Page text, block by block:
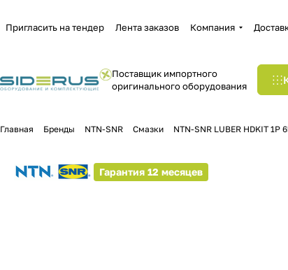
Пригласить на тендер Лента заказов Компания
Поставщик импортного
оригинального оборудования
Главная Бренды NTN-SNR Смазки NTN-SNR LUBER HDKIT
Гарантия 12 месяцев